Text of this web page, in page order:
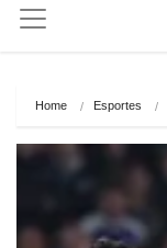
Home Esportes